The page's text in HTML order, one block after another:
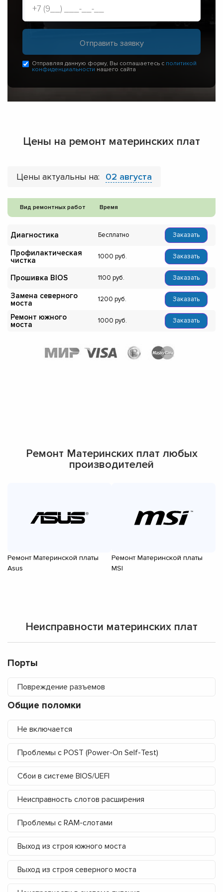
Отправляя данную форму, Вы соглашаетесь с политикой
конфиденциальности нашего сайта
Цены на ремонт материнских плат
Цены актуальны на: 02 августа
Вид ремонтных работ Время
Диагностика Бесплатно Заказать
Профилактическая
чистка
1000 Заказать
Прошивка BIOS 1100 Заказать
Замена северного
моста
1200 Заказать
Ремонт южного
моста
1000 Заказать
Ремонт Материнских плат любых
производителей
Ремонт Материнской платы
Asus
Ремонт Материнской платы
MSI
Неисправности материнских плат
Порты
Повреждение разъемов
Общие поломки
Не включается
Проблемы с POST (Power-On Self-Test)
Сбои в системе BIOS/UEFI
Неисправность слотов расширения
Проблемы с RAM-слотами
Выход из строя южного моста
Выход из строя северного моста